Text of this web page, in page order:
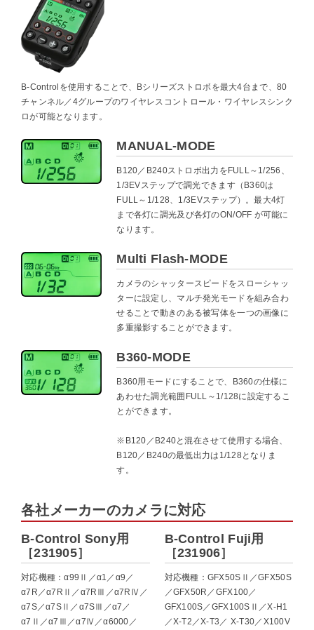
B-Controlを使用することで、Bシリーズストロボを最大4台まで、80
チャンネル／4グループのワイヤレスコントロール・ワイヤレスシンク
ロが可能となります。
MANUAL-MODE
B120／B240ストロボ出力をFULL～1/256、
1/3EVステップで調光できます（B360は
FULL～1/128、1/3EVステップ）。最大4灯
まで各灯に調光及び各灯のON/OFF が可能に
なります。
Multi Flash-MODE
カメラのシャッタースピードをスローシャッ
ターに設定し、マルチ発光モードを組み合わ
せることで動きのある被写体を一つの画像に
多重撮影することができます。
B360-MODE
B360用モードにすることで、B360の仕様に
あわせた調光範囲FULL～1/128に設定するこ
とができます。
※B120／B240と混在させて使用する場合、
B120／B240の最低出力は1/128となりま
す。
各社メーカーのカメラに対応
B-Control Sony用
［231905］
対応機種：α99Ⅱ／α1／α9／
α7R／α7RⅡ／α7RⅢ／α7RⅣ／
α7S／α7SⅡ／α7SⅢ／α7／
α7Ⅱ／α7Ⅲ／α7Ⅳ／α6000／
B-Control Fuji用
［231906］
対応機種：GFX50SⅡ／GFX50S
／GFX50R／GFX100／
GFX100S／GFX100SⅡ／X-H1
／X-T2／X-T3／ X-T30／X100V